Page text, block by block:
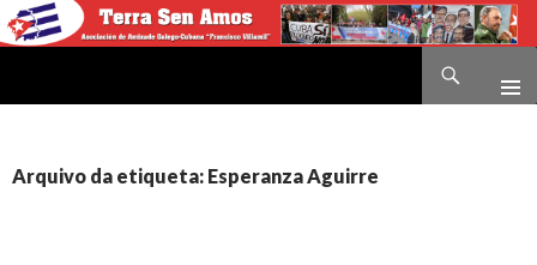
Arquivo da etiqueta: Esperanza Aguirre